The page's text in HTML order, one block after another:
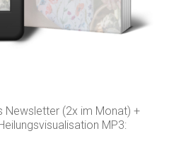
Newsletter (2x im Monat) +
MP3: